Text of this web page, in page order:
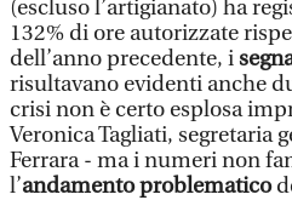
(escluso l’artigianato) ha
132% di ore autorizzate
dell’anno precedente, i
risultavano evidenti anche
crisi non è certo esplosa
Veronica Tagliati, segretaria
Ferrara - ma i numeri non
l’andamento problematico